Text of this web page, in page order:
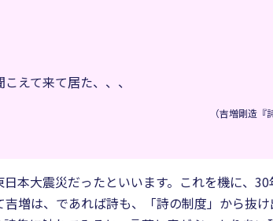
えて来て居た、、、
（吉増剛造
本大震災だったといいます。これを機に、
増は、であれば詩も、「詩の制度」から抜